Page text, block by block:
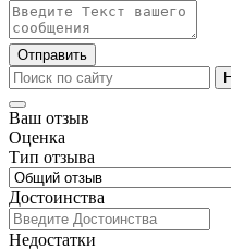
Отправить
Ваш отзыв
Оценка
Тип отзыва
Достоинства
Недостатки